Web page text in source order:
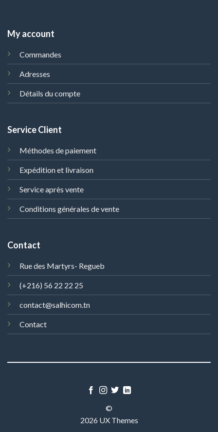
My account
Commandes
Adresses
Détails du compte
Service Client
Méthodes de paiement
Expédition et livraison
Service après vente
Conditions générales de vente
Contact
Rue des Martyrs- Regueb
(+216) 56 22 22 25
contact@salhicom.tn
Contact
©
2026 UX Themes